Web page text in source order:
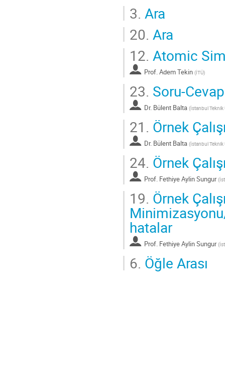
Go
to
contribution
3. Ara
20. Ara
12. Atomic
Prof.Adem Tekin (İTÜ)
23. Soru-Cevap
Dr. Bülent Balta (İstanbul Teknik
21. Örnek
Dr. Bülent Balta (İstanbul Teknik
24. Örnek
Prof. Fethiye Aylin Sungur (
19. Örnek
hatalar
Prof. Fethiye Aylin Sungur (
6. Öğle Arası